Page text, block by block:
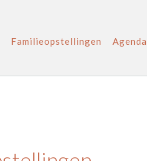
Familieopstellingen Agenda